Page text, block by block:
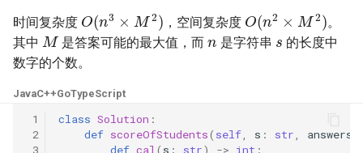
54. 二叉搜索树的第 k 大节点
55.1. 二叉树的深度
55.2. 平衡二叉树
56.1. 数组中数字出现的次数
54. 所有大于等于节点的值之
和
56. 二叉搜索树中两个节点之
10.9. 排序矩阵查找
10.10. 数字流的秩
10.11. 峰与谷
时间复杂度 O( 3 M2) ，空间复杂度 O( n2 M2) 。
其中
M
是答案可能的最大值，而
n
是字符串
s
的长度中
数字的个数。
JavaC++GoTypeScript
1
2
3
class Solution :
def scoreOfStudents( self, s : str, answers
def cal( s : str) -> int :